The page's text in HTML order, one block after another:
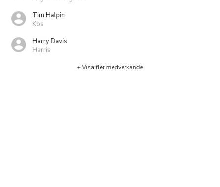
Tim Halpin
Kos
Harry Davis
Harris
+ Visa fler medverkande